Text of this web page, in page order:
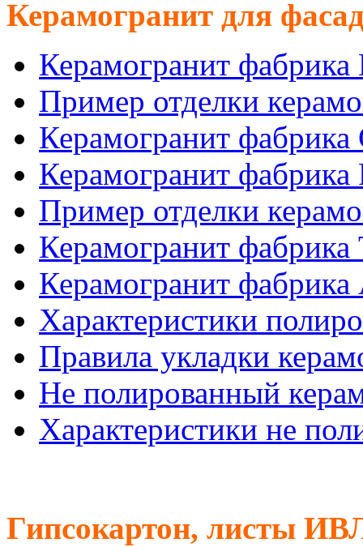
Керамогранит для
Керамогранит фабрика
Пример отделки
Керамогранит
Керамогранит
Пример отделки
Керамогранит
Керамогранит
Характеристики
Правила укладки
Не полированный
Характеристики не
Гипсокартон, листы